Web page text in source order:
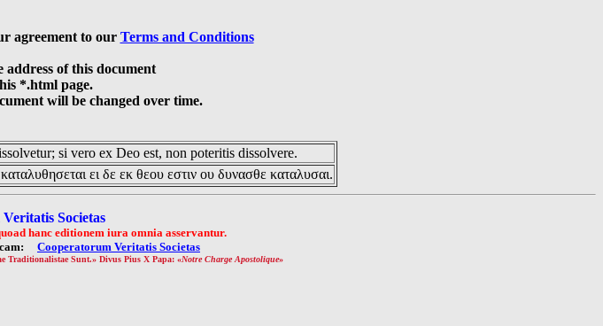
agreement to our Terms and Conditions
of this document
*.html page.
will be changed over time.
si vero ex Deo est, non poteritis dissolvere.
ει δε εκ θεου εστιν ου δυνασθε καταλυσαι.
Societas
hanc editionem iura omnia asservantur.
Cooperatorum Veritatis Societas
Traditionalistae Sunt.» Divus Pius X Papa: «Notre Charge Apostolique»